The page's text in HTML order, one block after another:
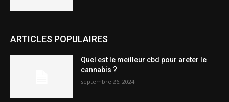
ARTICLES POPULAIRES
Quel est le meilleur cbd pour areter le
cannabis ?
septembre 26, 2024